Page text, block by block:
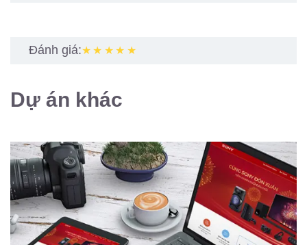
Đánh giá:★★★★★
Dự án khác